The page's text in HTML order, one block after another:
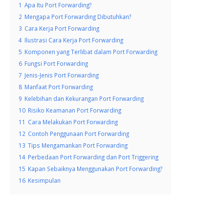
1 Apa Itu Port Forwarding?
2 Mengapa Port Forwarding Dibutuhkan?
3 Cara Kerja Port Forwarding
4 Ilustrasi Cara Kerja Port Forwarding
5 Komponen yang Terlibat dalam Port Forwarding
6 Fungsi Port Forwarding
7 Jenis-Jenis Port Forwarding
8 Manfaat Port Forwarding
9 Kelebihan dan Kekurangan Port Forwarding
10 Risiko Keamanan Port Forwarding
11 Cara Melakukan Port Forwarding
12 Contoh Penggunaan Port Forwarding
13 Tips Mengamankan Port Forwarding
14 Perbedaan Port Forwarding dan Port Triggering
15 Kapan Sebaiknya Menggunakan Port Forwarding?
16 Kesimpulan